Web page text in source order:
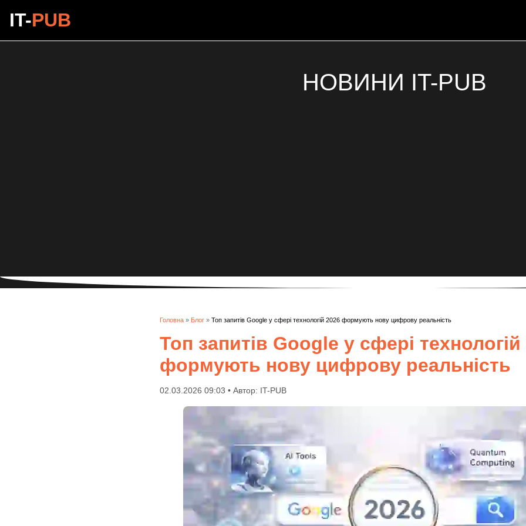
IT-PUB
НОВИНИ IT-PUB
Головна » Блог » Топ запитів Google у сфері технологій 2026 формують нову цифрову реальність
Топ запитів Google у сфері технологій
формують нову цифрову реальність
02.03.2026 09:03 • Автор: IT-PUB